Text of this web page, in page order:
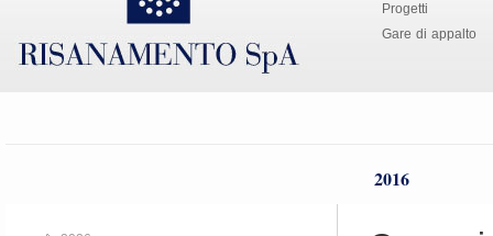
Progetti
Gare di appalto
2016